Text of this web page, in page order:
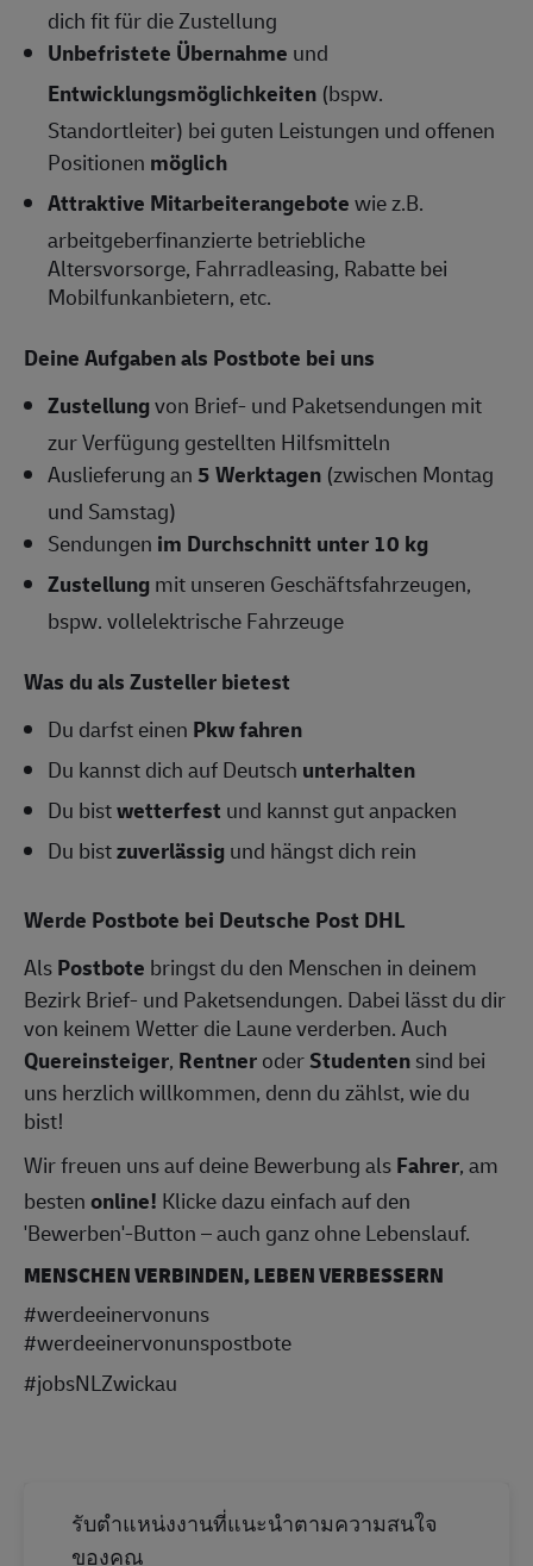
dich fit für die Zustellung
Unbefristete Übernahme und
Entwicklungsmöglichkeiten (bspw.
Standortleiter) bei guten Leistungen und offenen
Positionen möglich
Attraktive Mitarbeiterangebotewie z.B.
arbeitgeberfinanzierte betriebliche
Altersvorsorge, Fahrradleasing, Rabatte bei
Mobilfunkanbietern, etc.
Deine Aufgaben als Postbote bei uns
Zustellungvon Brief- und Paketsendungen mit
zur Verfügung gestellten Hilfsmitteln
Auslieferung an5 Werktagen (zwischen Montag
und Samstag)
Sendungen im Durchschnitt unter 10 kg
Zustellungmit unseren Geschäftsfahrzeugen,
bspw. vollelektrische Fahrzeuge
Was du als Zusteller bietest
Du darfst einen Pkw fahren
Du kannst dich auf Deutsch unterhalten
Du bistwetterfest und kannst gut anpacken
Du bistzuverlässigund hängst dich rein
Werde Postbote bei Deutsche Post DHL
AlsPostbote bringst du den Menschen in deinem
Bezirk Brief- und Paketsendungen. Dabei lässt du dir
von keinem Wetter die Laune verderben. Auch
Quereinsteiger, RentneroderStudentensind bei
uns herzlich willkommen, denn du zählst, wie du
bist!
Wir freuen uns auf deine Bewerbung alsFahrer, am
bestenonline! Klicke dazu einfach auf den
'Bewerben'-Button – auch ganz ohne Lebenslauf.
MENSCHEN VERBINDEN, LEBEN VERBESSERN
#werdeeinervonuns
#werdeeinervonunspostbote
#jobsNLZwickau
รับตำแหน่งงานที่แนะนำตามความสนใจ
ของคุณ